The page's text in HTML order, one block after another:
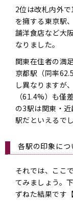
2位は改札内外
を擁する東京駅
舗洋食店など大
なりました。
関東在住者の満
京都駅（同率
し異なりますが
（61.4%）も僅
の3駅は関東・
駅だといえるでし
各駅の印象につ
それでは、ここ
てみましょう。
ずねた結果です